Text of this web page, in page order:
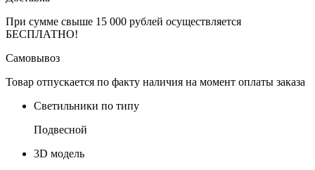
При сумме свыше 15 000 рублей осуществляется
БЕСПЛАТНО!
Самовывоз
Товар отпускается по факту наличия на момент оплаты заказа
Светильники по типу
Подвесной
3D модель